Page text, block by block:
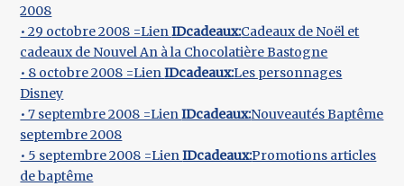
2008
• 29 octobre 2008 =LienIDcadeaux:Cadeaux de Noël et
cadeaux de Nouvel An à la Chocolatière Bastogne
• 8 octobre 2008 =LienIDcadeaux:Les personnages
Disney
• 7 septembre 2008 =LienIDcadeaux:Nouveautés Baptême
septembre 2008
• 5 septembre 2008 =LienIDcadeaux:Promotions articles
de baptême